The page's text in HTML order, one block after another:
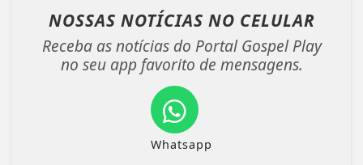
NOSSAS NOTÍCIAS NO CELULAR
Receba as notícias do Portal Gospel Play
no seu app favorito de mensagens.
Whatsapp